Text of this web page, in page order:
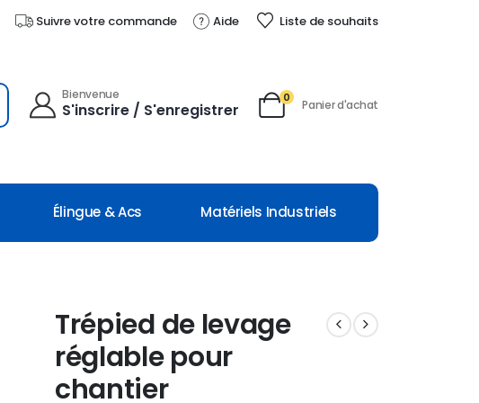
Suivre votre commande Aide Liste de souhaits
Bienvenue
S'inscrire / S'enregistrer
0 Panier d'achat
Élingue & Acs Matériels Industriels
Trépied de levage
réglable pour
chantier